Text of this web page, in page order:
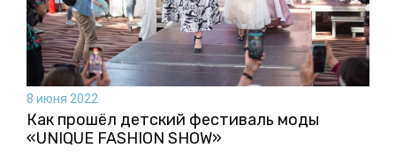
8 июня 2022
Как прошёл детский фестиваль моды
«UNIQUE FASHION SHOW»